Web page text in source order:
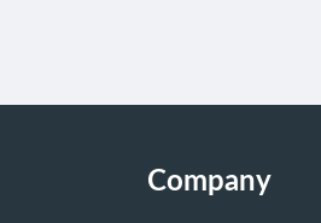
Company